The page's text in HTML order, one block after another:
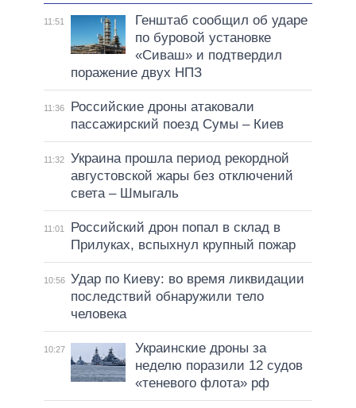
11:51
Генштаб сообщил об ударе
по буровой установке
«Сиваш» и подтвердил
поражение двух НПЗ
11:36
Российские дроны атаковали
пассажирский поезд Сумы – Киев
11:32
Украина прошла период рекордной
августовской жары без отключений
света – Шмыгаль
11:01
Российский дрон попал в склад в
Прилуках, вспыхнул крупный пожар
10:56 Удар по Киеву: во время ликвидации
последствий обнаружили тело
человека
10:27
Украинские дроны за
неделю поразили 12 судов
«теневого флота» рф